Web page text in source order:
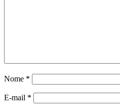
Nome *
E-mail *